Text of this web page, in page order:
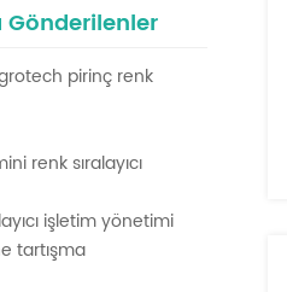
Gönderilenler
pirinç renk
renk sıralayıcı
işletim yönetimi
tartışma